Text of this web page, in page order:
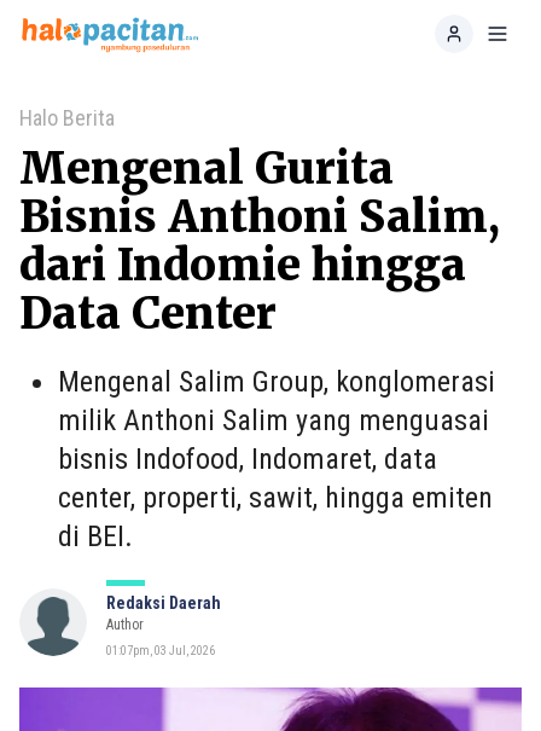
Home
Halo Berita
Mengenal Gurita
Bisnis Anthoni Salim,
dari Indomie hingga
Data Center
Mengenal Salim Group, konglomerasi
milik Anthoni Salim yang menguasai
bisnis Indofood, Indomaret, data
center, properti, sawit, hingga emiten
di BEI.
Redaksi Daerah
Author
01:07pm, 03 Jul, 2026